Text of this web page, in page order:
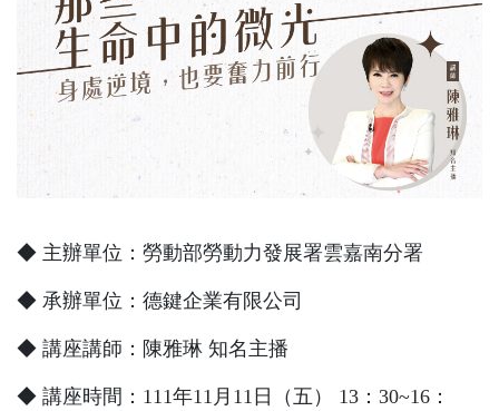
◆ 主辦單位：勞動部勞動力發展署雲嘉南分署
◆ 承辦單位：德鍵企業有限公司
◆ 講座講師：陳雅琳 知名主播
◆ 講座時間： 111年11 月1 1 日（五） 13 ： 30~16 ：